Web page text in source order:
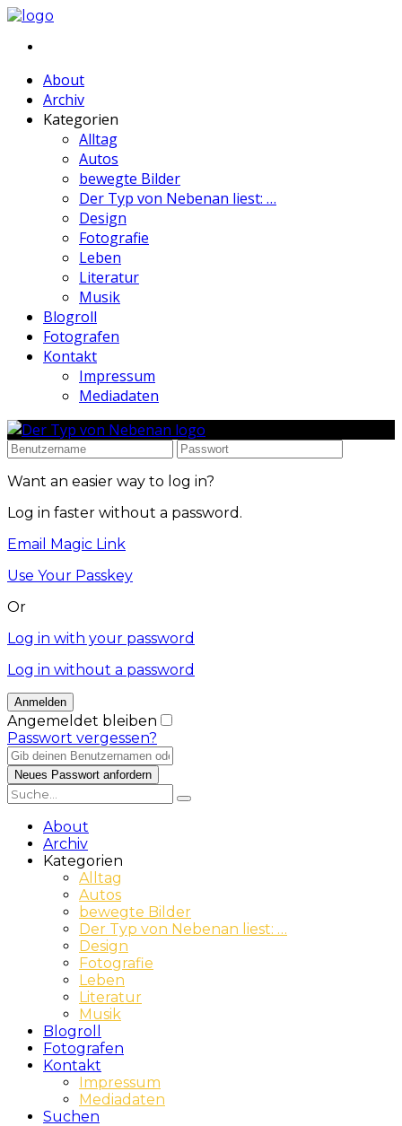
About
Archiv
Kategorien
Alltag
Autos
bewegte Bilder
Der Typ von Nebenan liest: …
Design
Fotografie
Leben
Literatur
Musik
Blogroll
Fotografen
Kontakt
Impressum
Mediadaten
Want an easier way to log in?
Log in faster without a password.
Email Magic Link
Use Your Passkey
Or
Log in with your password
Log in without a password
Angemeldet bleiben
Passwort vergessen?
About
Archiv
Kategorien
Alltag
Autos
bewegte Bilder
Der Typ von Nebenan liest: …
Design
Fotografie
Leben
Literatur
Musik
Blogroll
Fotografen
Kontakt
Impressum
Mediadaten
Suchen